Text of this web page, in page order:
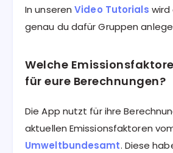
In unserenVideo Tutorials wird
genau du dafür Gruppen
Welche
für eure Berechnungen?
Die App nutzt für ihre
aktuellen Emissionsfaktoren
Umweltbundesamt. Diese